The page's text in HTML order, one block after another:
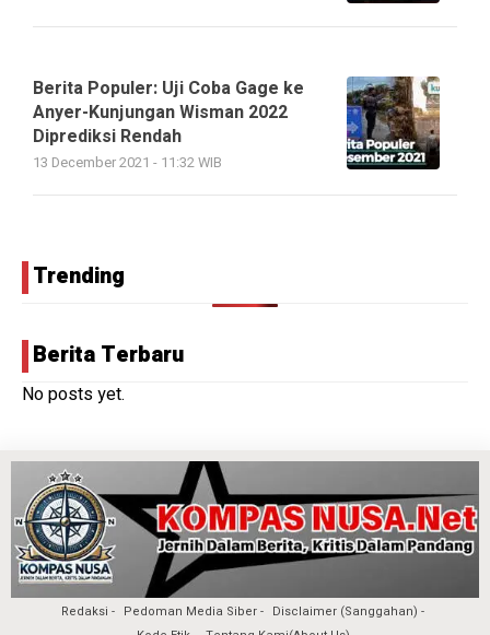
Berita Populer: Uji Coba Gage ke
Anyer-Kunjungan Wisman 2022
Diprediksi Rendah
13 December 2021 - 11:32 WIB
Trending
Berita Terbaru
No posts yet.
Redaksi Pedoman Media Siber
Disclaimer (Sanggahan)